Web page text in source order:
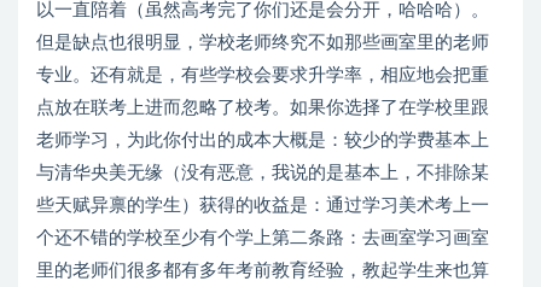
以一直陪着（虽然高考完了你们还是会分开，哈哈哈）。
但是缺点也很明显，学校老师终究不如那些画室里的老师
专业。还有就是，有些学校会要求升学率，相应地会把重
点放在联考上进而忽略了校考。如果你选择了在学校里跟
老师学习，为此你付出的成本大概是：较少的学费基本上
与清华央美无缘（没有恶意，我说的是基本上，不排除某
些天赋异禀的学生）获得的收益是：通过学习美术考上一
个还不错的学校至少有个学上第二条路：去画室学习画室
里的老师们很多都有多年考前教育经验，教起学生来也算